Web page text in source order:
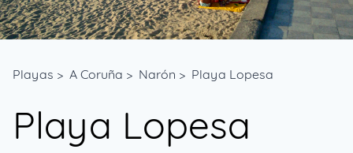
Playas > A Coruña > Narón > Playa Lopesa
Playa Lopesa